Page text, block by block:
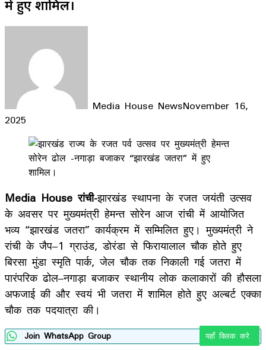
में हुए शामिल।
Media House NewsNovember 16,
2025
Facebook
LinkedIn
WhatsApp
Telegram
Media House रांची-झारखंड स्थापना के रजत जयंती उत्सव
के अवसर पर मुख्यमंत्री हेमन्त सोरेन आज रांची में आयोजित
भव्य “झारखंड जतरा” कार्यक्रम में सम्मिलित हुए। मुख्यमंत्री ने
रांची के जैप–1 ग्राउंड, डोरंडा से फिरायालाल चौक होते हुए
बिरसा मुंडा स्मृति पार्क, जेल चौक तक निकाली गई जतरा में
पारंपरिक ढोल–नगाड़ा बजाकर स्थानीय लोक कलाकारों की हौसला
अफजाई की और स्वयं भी जतरा में शामिल होते हुए अल्बर्ट एक्का
चौक तक पदयात्रा की।
Join WhatsApp Group यहाँ क्लिक करे